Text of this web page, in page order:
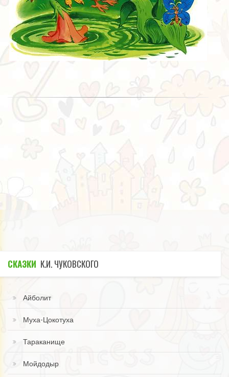
СКАЗКИ К.И. ЧУКОВСКОГО
Айболит
Муха-Цокотуха
Тараканище
Мойдодыр